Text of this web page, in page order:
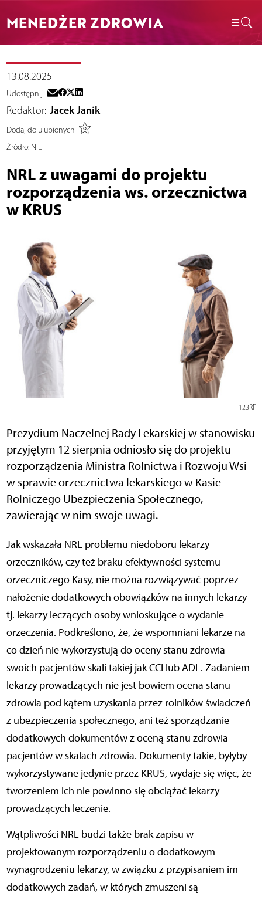
MENEDŻER ZDROWIA
13.08.2025
Udostępnij
Redaktor: Jacek Janik
Dodaj do ulubionych
Źródło:NIL
NRL z uwagami do projektu
rozporządzenia ws. orzecznictwa
w KRUS
123RF
Prezydium Naczelnej Rady Lekarskiej w stanowisku
przyjętym 12 sierpnia odniosło się do projektu
rozporządzenia Ministra Rolnictwa i Rozwoju Wsi
w sprawie orzecznictwa lekarskiego w Kasie
Rolniczego Ubezpieczenia Społecznego,
zawierając w nim swoje uwagi.
Jak wskazała NRL problemu niedoboru lekarzy
orzeczników, czy też braku efektywności systemu
orzeczniczego Kasy, nie można rozwiązywać poprzez
nałożenie dodatkowych obowiązków na innych lekarzy
tj. lekarzy leczących osoby wnioskujące o wydanie
orzeczenia. Podkreślono, że, że wspomniani lekarze na
co dzień nie wykorzystują do oceny stanu zdrowia
swoich pacjentów skali takiej jak CCI lub ADL. Zadaniem
lekarzy prowadzących nie jest bowiem ocena stanu
zdrowia pod kątem uzyskania przez rolników świadczeń
z ubezpieczenia społecznego, ani też sporządzanie
dodatkowych dokumentów z oceną stanu zdrowia
pacjentów w skalach zdrowia. Dokumenty takie, byłyby
wykorzystywane jedynie przez KRUS, wydaje się więc, że
tworzeniem ich nie powinno się obciążać lekarzy
prowadzących leczenie.
Wątpliwości NRL budzi także brak zapisu w
projektowanym rozporządzeniu o dodatkowym
wynagrodzeniu lekarzy, w związku z przypisaniem im
dodatkowych zadań, w których zmuszeni są